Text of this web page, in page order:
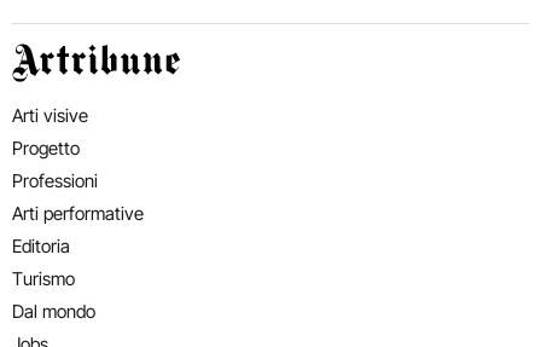
Artribune
Arti visive
Progetto
Professioni
Arti performative
Editoria
Turismo
Dal mondo